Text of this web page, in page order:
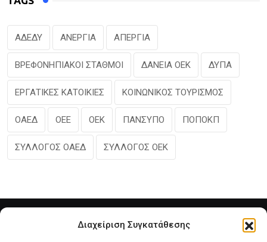
Διαχείριση Συγκατάθεσης
ΑΔΕΔΥ ΑΝΕΡΓΙΑ ΑΠΕΡΓΙΑ
ΒΡΕΦΟΝΗΠΙΑΚΟΙ ΣΤΑΘΜΟΙ ΔΑΝΕΙΑ ΟΕΚ ΔΥΠΑ
ΕΡΓΑΤΙΚΕΣ ΚΑΤΟΙΚΙΕΣ ΚΟΙΝΩΝΙΚΟΣ ΤΟΥΡΙΣΜΟΣ
ΟΑΕΔ ΟΕΕ ΟΕΚ ΠΑΝΣΥΠΟ ΠΟΠΟΚΠ
ΣΥΛΛΟΓΟΣ ΟΑΕΔ ΣΥΛΛΟΓΟΣ ΟΕΚ